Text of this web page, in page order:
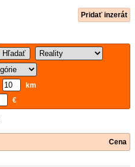
Pridať inzerát
km
€
Cena